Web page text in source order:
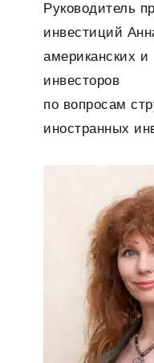
Руководитель
инвестиций
американских
инвесторов
по вопросам
иностранных